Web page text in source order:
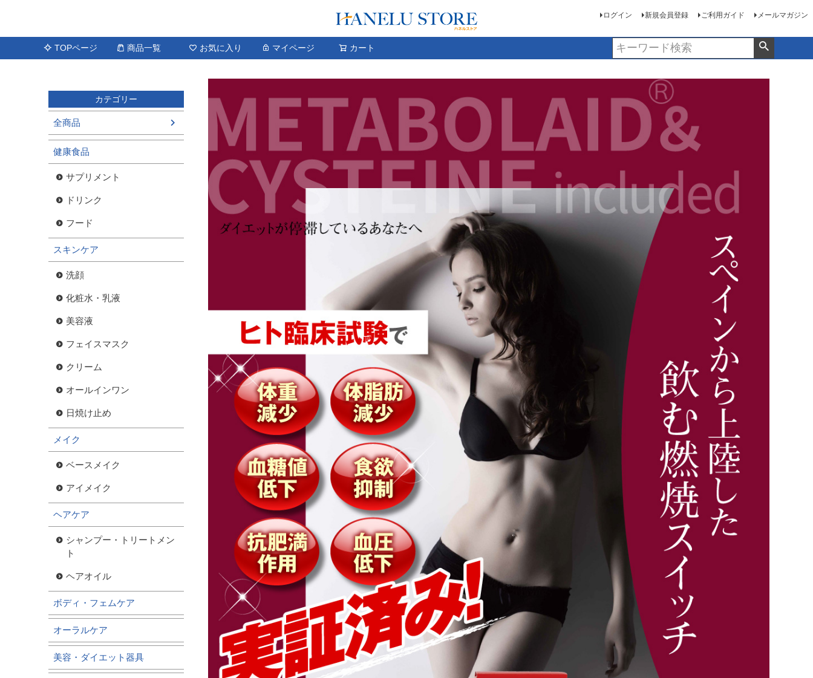
ログイン 新規会員登録 ご利用ガイド メールマガジン
TOPページ 商品一覧 お気に入り マイページ カート
カテゴリー
全商品
健康食品
サプリメント
ドリンク
フード
スキンケア
洗顔
化粧水・乳液
美容液
フェイスマスク
クリーム
オールインワン
日焼け止め
メイク
ベースメイク
アイメイク
ヘアケア
シャンプー・トリートメン
ト
ヘアオイル
ボディ・フェムケア
オーラルケア
美容・ダイエット器具